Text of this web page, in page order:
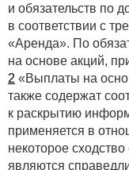
и обязательств по
в соответствии с
«Аренда». По
на основе акций,
2 «Выплаты на
также содержат
к раскрытию
применяется в
некоторое
являются